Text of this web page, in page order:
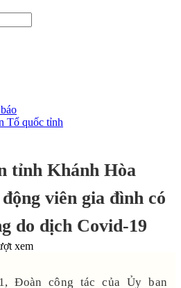
Tổ quốc tỉnh
tỉnh Khánh Hòa
viên gia đình có
do dịch Covid-19
xem
Đoàn công tác của Ủy ban